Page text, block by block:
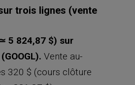
trois lignes (vente
5 824,87 $) sur
Vente au-
320 $ (cours clôture